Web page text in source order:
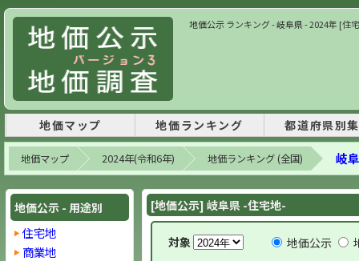
地価公示 ランキング - 岐阜県 - 2024年 [住
地価マップ 地価ランキング 都道府県別
地価マップ 2024年(令和6年) 地価ランキング (全国) 岐
地価公示 - 用途別
住宅地
商業地
[地価公示] 岐阜県 -住宅地-
対象 地価公示